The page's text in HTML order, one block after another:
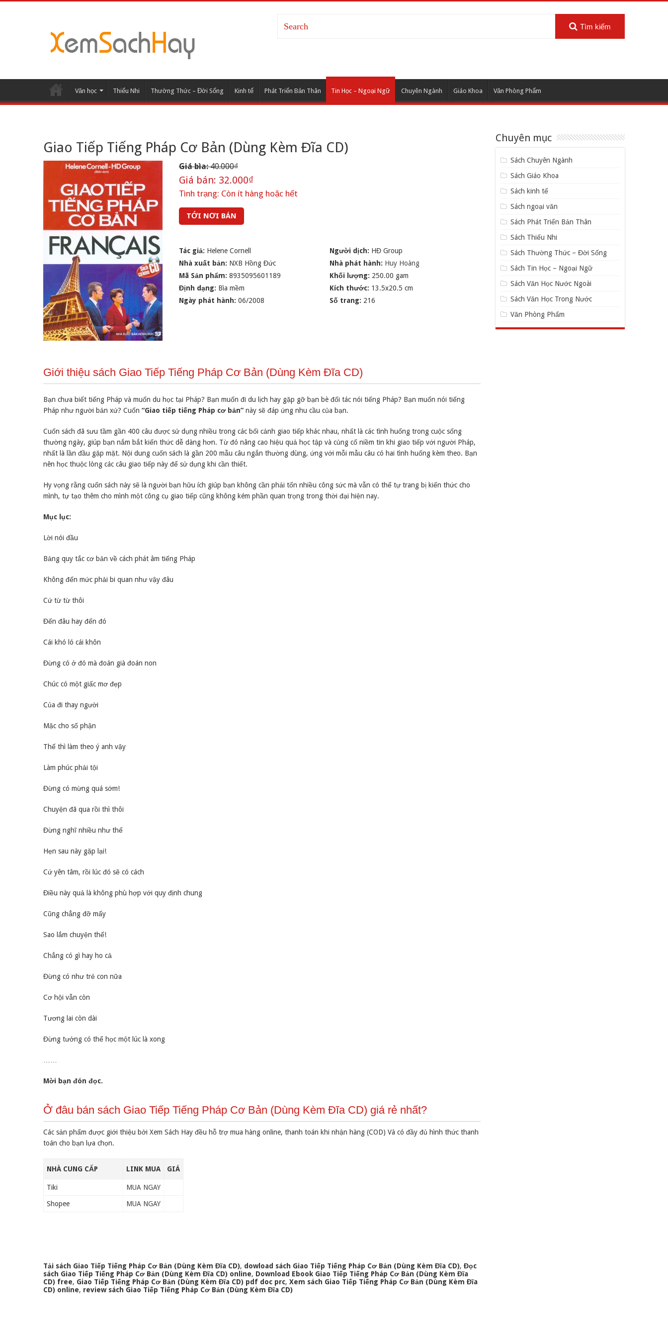
Tìm kiếm
Văn học Thiếu Nhi Thường Thức – Đời Sống Kinh tế Phát Triển Bản Thân Tin Học – Ngoại Ngữ Chuyên Ngành Giáo Khoa Văn Phòng Phẩm
Giao Tiếp Tiếng Pháp Cơ Bản (Dùng Kèm Đĩa CD)
Giá bìa:40.000₫
Giá bán: 32.000₫
Tình trạng: Còn ít hàng hoặc hết
TỚI NƠI BÁN
Tác giả: Helene Cornell Người dịch: HĐ Group
Nhà xuất bản: NXB Hồng Đức Nhà phát hành: Huy Hoàng
Mã Sản phẩm: 8935095601189 Khối lượng: 250.00 gam
Định dạng: Bìa mềm Kích thước: 13.5x20.5 cm
Ngày phát hành: 06/2008 Số trang: 216
Giới thiệu sách Giao Tiếp Tiếng Pháp Cơ Bản (Dùng Kèm Đĩa CD)
Bạn chưa biết tiếng Pháp và muốn du học tại Pháp? Bạn muốn đi du lịch hay gặp gỡ bạn bè đối tác nói tiếng Pháp? Bạn muốn nói tiếng
Pháp như người bản xứ? Cuốn “Giao tiếp tiếng Pháp cơ bản” này sẽ đáp ứng nhu cầu của bạn.
Cuốn sách đã sưu tầm gần 400 câu được sử dụng nhiều trong các bối cảnh giao tiếp khác nhau, nhất là các tình huống trong cuộc sống
thường ngày, giúp bạn nắm bắt kiến thức dễ dàng hơn. Từ đó nâng cao hiệu quả học tập và củng cố niềm tin khi giao tiếp với người Pháp,
nhất là lần đầu gặp mặt. Nội dung cuốn sách là gần 200 mẫu câu ngắn thường dùng, ứng với mỗi mẫu câu có hai tình huống kèm theo. Bạn
nên học thuộc lòng các câu giao tiếp này để sử dụng khi cần thiết.
Hy vọng rằng cuốn sách này sẽ là người bạn hữu ích giúp bạn không cần phải tốn nhiều công sức mà vẫn có thể tự trang bị kiến thức cho
mình, tự tạo thêm cho mình một công cụ giao tiếp cũng không kém phần quan trọng trong thời đại hiện nay.
Mục lục:
Lời nói đầu
Bảng quy tắc cơ bản về cách phát âm tiếng Pháp
Không đến mức phải bi quan như vậy đâu
Cứ từ từ thôi
Đến đâu hay đến đó
Cái khó ló cái khôn
Đừng có ở đó mà đoán già đoán non
Chúc có một giấc mơ đẹp
Của đi thay người
Mặc cho số phận
Thế thì làm theo ý anh vậy
Làm phúc phải tội
Đừng có mừng quá sớm!
Chuyện đã qua rồi thì thôi
Đừng nghĩ nhiều như thế
Hẹn sau này gặp lại!
Cứ yên tâm, rồi lúc đó sẽ có cách
Điều này quả là không phù hợp với quy định chung
Cũng chẳng đỡ mấy
Sao lắm chuyện thế!
Chẳng có gì hay ho cả
Đừng có như trẻ con nữa
Cơ hội vẫn còn
Tương lai còn dài
Đừng tưởng có thể học một lúc là xong
……
Mời bạn đón đọc.
Ở đâu bán sách Giao Tiếp Tiếng Pháp Cơ Bản (Dùng Kèm Đĩa CD) giá rẻ nhất?
Các sản phẩm được giới thiệu bởi Xem Sách Hay đều hỗ trợ mua hàng online, thanh toán khi nhận hàng (COD) Và có đầy đủ hình thức thanh
toán cho bạn lựa chọn.
NHÀ CUNG CẤP LINK MUA GIÁ
Tiki MUA NGAY
Shopee MUA NGAY
Tải sách Giao Tiếp Tiếng Pháp Cơ Bản (Dùng Kèm Đĩa CD), dowload sách Giao Tiếp Tiếng Pháp Cơ Bản (Dùng Kèm Đĩa CD), Đọc
sách Giao Tiếp Tiếng Pháp Cơ Bản (Dùng Kèm Đĩa CD) online, Download Ebook Giao Tiếp Tiếng Pháp Cơ Bản (Dùng Kèm Đĩa
CD) free, Giao Tiếp Tiếng Pháp Cơ Bản (Dùng Kèm Đĩa CD) pdf doc prc, Xem sách Giao Tiếp Tiếng Pháp Cơ Bản (Dùng Kèm Đĩa
CD) online, review sách Giao Tiếp Tiếng Pháp Cơ Bản (Dùng Kèm Đĩa CD)
Chuyên mục
Sách Chuyên Ngành
Sách Giáo Khoa
Sách kinh tế
Sách ngoại văn
Sách Phát Triển Bản Thân
Sách Thiếu Nhi
Sách Thường Thức – Đời Sống
Sách Tin Học – Ngoại Ngữ
Sách Văn Học Nước Ngoài
Sách Văn Học Trong Nước
Văn Phòng Phẩm